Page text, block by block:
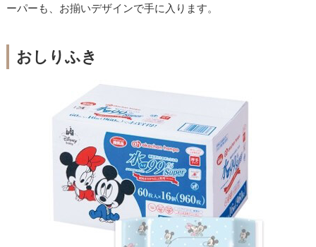
ーパーも、お揃いデザインで手に入ります。
おしりふき